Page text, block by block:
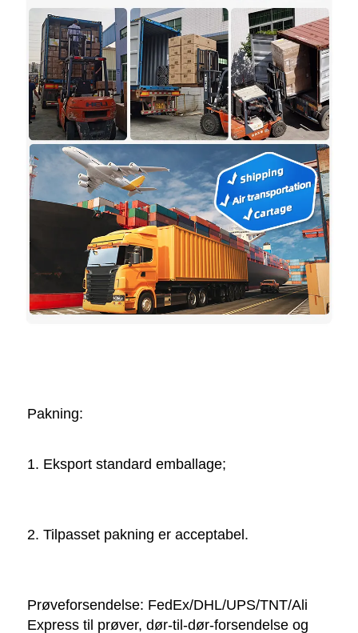
Pakning:
1. Eksport standard emballage;
2. Tilpasset pakning er acceptabel.
Prøveforsendelse: FedEx/DHL/UPS/TNT/Ali
Express til prøver, dør-til-dør-forsendelse og